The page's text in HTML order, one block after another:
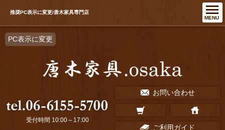
MENU
推奨PC表示に変更/唐木家具専門店
PC表示に変更
お問い合わせ
ご利用ガイド
受付時間 10:00～17:00